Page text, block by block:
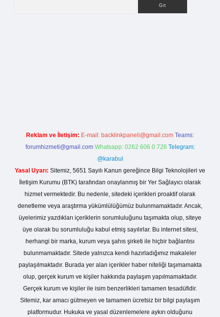
Reklam ve İletişim: E-mail: backlinkpaneli@gmail.com Teams:
forumhizmeti@gmail.com Whatsapp: 0262 606 0 726 Telegram:
@karabul
Yasal Uyarı: Sitemiz, 5651 Sayılı Kanun gereğince Bilgi Teknolojileri ve
İletişim Kurumu (BTK) tarafından onaylanmış bir Yer Sağlayıcı olarak
hizmet vermektedir. Bu nedenle, sitedeki içerikleri proaktif olarak
denetleme veya araştırma yükümlülüğümüz bulunmamaktadır. Ancak,
üyelerimiz yazdıkları içeriklerin sorumluluğunu taşımakta olup, siteye
üye olarak bu sorumluluğu kabul etmiş sayılırlar. Bu internet sitesi,
herhangi bir marka, kurum veya şahıs şirketi ile hiçbir bağlantısı
bulunmamaktadır. Sitede yalnızca kendi hazırladığımız makaleler
paylaşılmaktadır. Burada yer alan içerikler haber niteliği taşımamakta
olup, gerçek kurum ve kişiler hakkında paylaşım yapılmamaktadır.
Gerçek kurum ve kişiler ile isim benzerlikleri tamamen tesadüfidir.
Sitemiz, kar amacı gütmeyen ve tamamen ücretsiz bir bilgi paylaşım
platformudur. Hukuka ve yasal düzenlemelere aykırı olduğunu